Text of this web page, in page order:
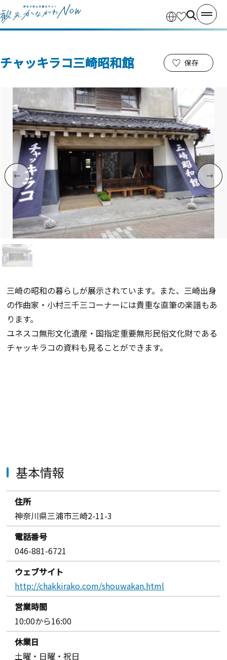
チャッキラコ三崎昭和館 保存
三崎の昭和の暮らしが展示されています。また、三崎出身
の作曲家・小村三千三コーナーには貴重な直筆の楽譜もあ
ります。
ユネスコ無形文化遺産・国指定重要無形民俗文化財である
チャッキラコの資料も見ることができます。
基本情報
住所
神奈川県三浦市三崎2-11-3
電話番号
046-881-6721
ウェブサイト
http://chakkirako.com/shouwakan.html
営業時間
10:00から16:00
休業日
土曜・日曜・祝日